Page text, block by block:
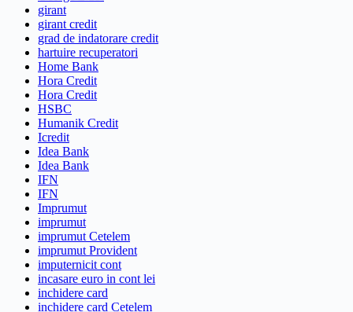
girant
girant credit
grad de indatorare credit
hartuire recuperatori
Home Bank
Hora Credit
Hora Credit
HSBC
Humanik Credit
Icredit
Idea Bank
Idea Bank
IFN
IFN
Imprumut
imprumut
imprumut Cetelem
imprumut Provident
imputernicit cont
incasare euro in cont lei
inchidere card
inchidere card Cetelem